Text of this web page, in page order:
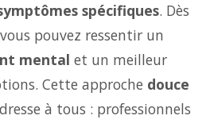
spécifiques. Dès
pouvez ressentir un
mental et un meilleur
Cette approche douce
à tous : professionnels